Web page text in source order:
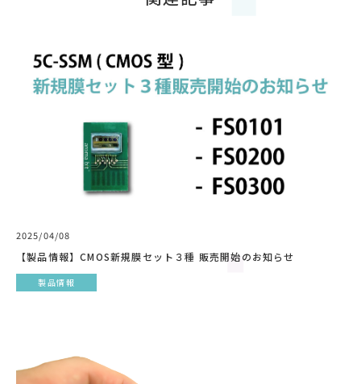
2025/04/08
【製品情報】CMOS新規膜セット３種 販売開始のお知らせ
製品情報